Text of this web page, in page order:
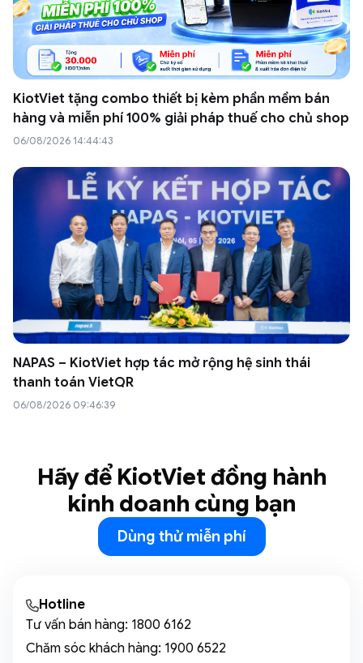
KiotViet tặng combo thiết bị kèm phần mềm bán
hàng và miễn phí 100% giải pháp thuế cho chủ shop
06/08/2026 14:44:43
NAPAS – KiotViet hợp tác mở rộng hệ sinh thái
thanh toán VietQR
06/08/2026 09:46:39
Hãy để KiotViet đồng hành
kinh doanh cùng bạn
Dùng thử miễn phí
Hotline
Tư vấn bán hàng: 1800 6162
Chăm sóc khách hàng: 1900 6522